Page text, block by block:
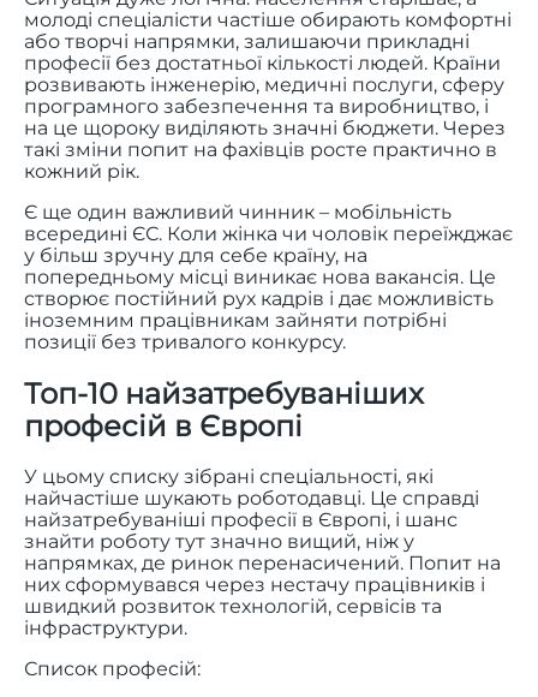
молоді спеціалісти частіше обирають комфортні
або творчі напрямки, залишаючи прикладні
професії без достатньої кількості людей. Країни
розвивають інженерію, медичні послуги, сферу
програмного забезпечення та виробництво, і
на це щороку виділяють значні бюджети. Через
такі зміни попит на фахівців росте практично в
кожний рік.
Є ще один важливий чинник – мобільність
всередині ЄС. Коли жінка чи чоловік переїжджає
у більш зручну для себе країну, на
попередньому місці виникає нова вакансія. Це
створює постійний рух кадрів і дає можливість
іноземним працівникам зайняти потрібні
позиції без тривалого конкурсу.
Топ-10 найзатребуваніших
професій в Європі
У цьому списку зібрані спеціальності, які
найчастіше шукають роботодавці. Це справді
найзатребуваніші професії в Європі, і шанс
знайти роботу тут значно вищий, ніж у
напрямках, де ринок перенасичений. Попит на
них сформувався через нестачу працівників і
швидкий розвиток технологій, сервісів та
інфраструктури.
Список професій: